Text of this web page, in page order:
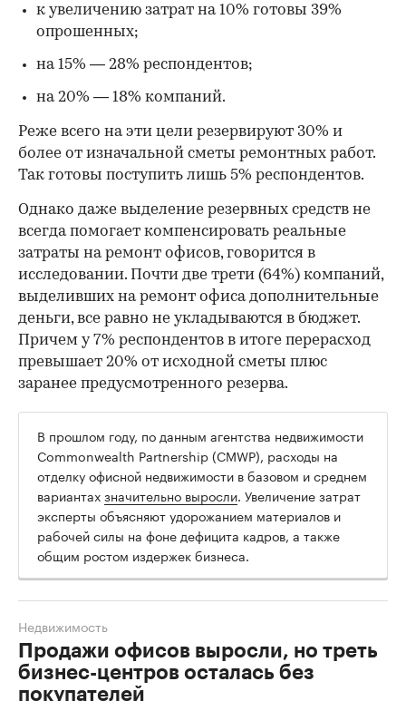
к увеличению затрат на 10% готовы 39%
опрошенных;
на 15% — 28% респондентов;
на 20% — 18% компаний.
Реже всего на эти цели резервируют 30% и
более от изначальной сметы ремонтных работ.
Так готовы поступить лишь 5% респондентов.
Однако даже выделение резервных средств не
всегда помогает компенсировать реальные
затраты на ремонт офисов, говорится в
исследовании. Почти две трети (64%) компаний,
выделивших на ремонт офиса дополнительные
деньги, все равно не укладываются в бюджет.
Причем у 7% респондентов в итоге перерасход
превышает 20% от исходной сметы плюс
заранее предусмотренного резерва.
В прошлом году, по данным агентства недвижимости
Commonwealth Partnership (CMWP), расходы на
отделку офисной недвижимости в базовом и среднем
вариантахзначительно выросли. Увеличение затрат
эксперты объясняют удорожанием материалов и
рабочей силы на фоне дефицита кадров, а также
общим ростом издержек бизнеса.
Продажи офисов выросли, но треть
бизнес-центров осталась без
покупателей
Недвижимость